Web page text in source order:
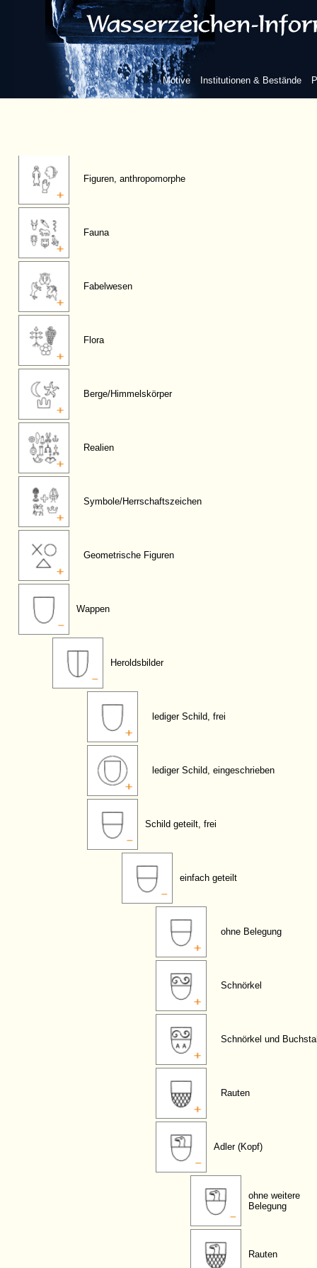
Motive Institutionen & Bestände
Figuren, anthropomorphe
Fauna
Fabelwesen
Flora
Berge/Himmelskörper
Realien
Symbole/Herrschaftszeichen
Geometrische Figuren
Wappen
Heroldsbilder
lediger Schild, frei
lediger Schild, eingeschrieben
Schild geteilt, frei
einfach geteilt
ohne Belegung
Schnörkel
Schnörkel und
Rauten
Adler (Kopf)
ohne weitere
Belegung
Rauten